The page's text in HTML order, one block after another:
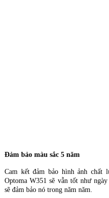
Đảm bảo màu sắc 5 năm
Cam kết đảm bảo hình ảnh chất
Optoma W351 sẽ vẫn tốt như
sẽ đảm bảo nó trong năm năm.